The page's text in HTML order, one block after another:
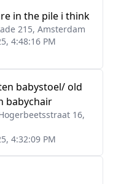
in the pile i think
215, Amsterdam
4:48:16 PM
babystoel/ old
babychair
16,
4:32:09 PM